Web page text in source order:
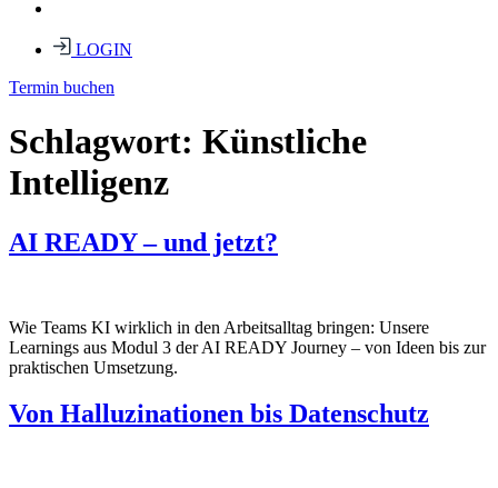
LOGIN
Termin buchen
Schlagwort: Künstliche
Intelligenz
AI READY – und jetzt?
Wie Teams KI wirklich in den Arbeitsalltag bringen: Unsere
Learnings aus Modul 3 der AI READY Journey – von Ideen bis zur
praktischen Umsetzung.
Von Halluzinationen bis Datenschutz